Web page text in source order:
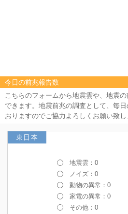
今日の前兆報告数
こちらのフォームから地震雲や、地震
できます。地震前兆の調査として、毎
おりますのでご協力よろしくお願い致し
東日本